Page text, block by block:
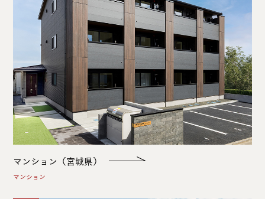
マンション（宮城県）
マンション